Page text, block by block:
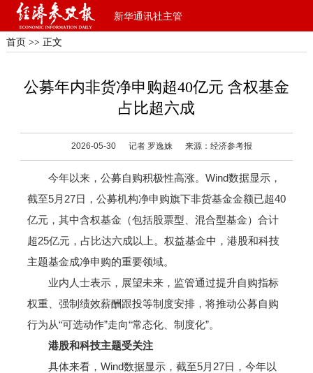
新华通讯社主管
首页 >> 正文
公募年内非货净申购超40亿元 含权基金
占比超六成
2026-05-30 记者 罗逸姝 来源：经济参考报
今年以来，公募自购积极性高涨。Wind数据显示，
截至5月27日，公募机构净申购旗下非货基金金额已超40
亿元，其中含权基金（包括股票型、混合型基金）合计
超25亿元，占比达六成以上。权益基金中，港股和科技
主题基金成净申购的重要领域。
业内人士表示，展望未来，监管通过提升自购指标
权重、强制绩效薪酬跟投等制度安排，将推动公募自购
行为从“可选动作”走向“常态化、制度化”。
港股和科技主题受关注
具体来看，Wind数据显示，截至5月27日，今年以